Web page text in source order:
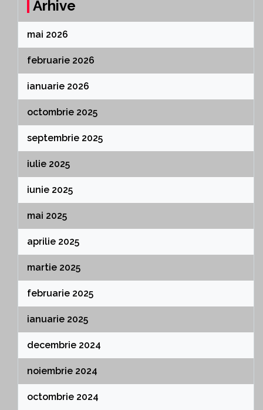
Arhive
mai 2026
februarie 2026
ianuarie 2026
octombrie 2025
septembrie 2025
iulie 2025
iunie 2025
mai 2025
aprilie 2025
martie 2025
februarie 2025
ianuarie 2025
decembrie 2024
noiembrie 2024
octombrie 2024